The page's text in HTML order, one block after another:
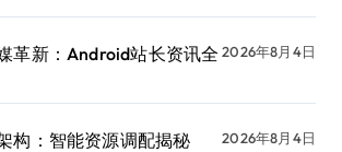
革新：Android站长资讯全 2026年8月4日
构：智能资源调配揭秘 2026年8月4日